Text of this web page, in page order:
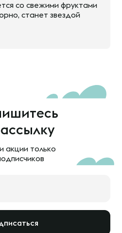
со свежими фруктами
станет звездой
акции только